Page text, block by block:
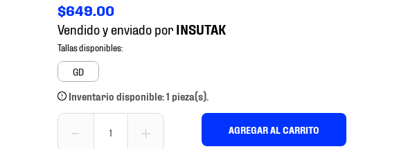
$649.00
Vendido y enviado por
GD
Inventario disponible: 1 pieza(s).
＋
－ AGREGAR AL CARRITO